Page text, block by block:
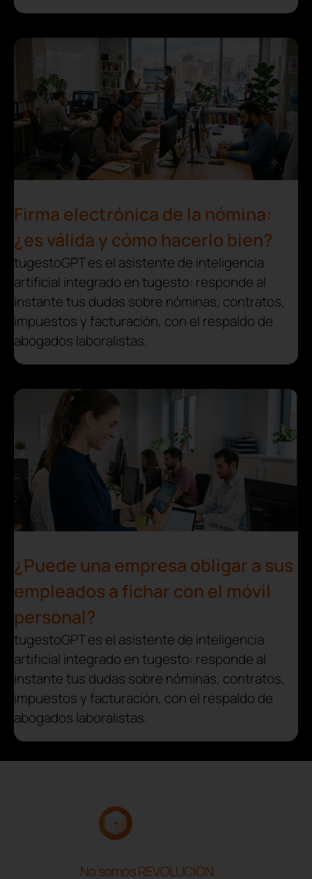
Firma electrónica de la nómina:
¿es válida y cómo hacerlo bien?
tugestoGPT es el asistente de inteligencia
artificial integrado en tugesto: responde al
instante tus dudas sobre nóminas, contratos,
impuestos y facturación, con el respaldo de
abogados laboralistas.
¿Puede una empresa obligar a sus
empleados a fichar con el móvil
personal?
tugestoGPT es el asistente de inteligencia
artificial integrado en tugesto: responde al
instante tus dudas sobre nóminas, contratos,
impuestos y facturación, con el respaldo de
abogados laboralistas.
No somos REVOLUCIÓN.